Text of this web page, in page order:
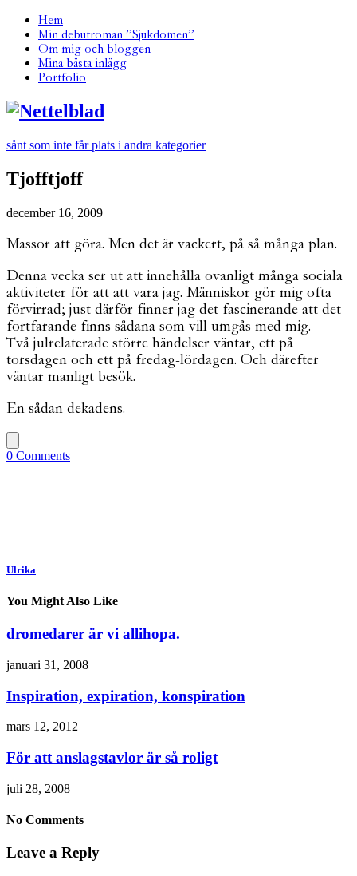
Hem
Min debutroman ”Sjukdomen”
Om mig och bloggen
Mina bästa inlägg
Portfolio
sånt som inte får plats i andra kategorier
Tjofftjoff
december 16, 2009
Massor att göra. Men det är vackert, på så många plan.
Denna vecka ser ut att innehålla ovanligt många sociala
aktiviteter för att att vara jag. Människor gör mig ofta
förvirrad; just därför finner jag det fascinerande att det
fortfarande finns sådana som vill umgås med mig.
Två julrelaterade större händelser väntar, ett på
torsdagen och ett på fredag-lördagen. Och därefter
väntar manligt besök.
En sådan dekadens.
0 Comments
Ulrika
You Might Also Like
dromedarer är vi allihopa.
januari 31, 2008
Inspiration, expiration, konspiration
mars 12, 2012
För att anslagstavlor är så roligt
juli 28, 2008
No Comments
Leave a Reply